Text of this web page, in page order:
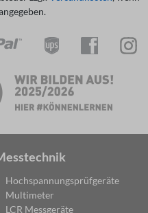
Hochspannungsprüfgeräte
Multimeter
LCR Messgeräte